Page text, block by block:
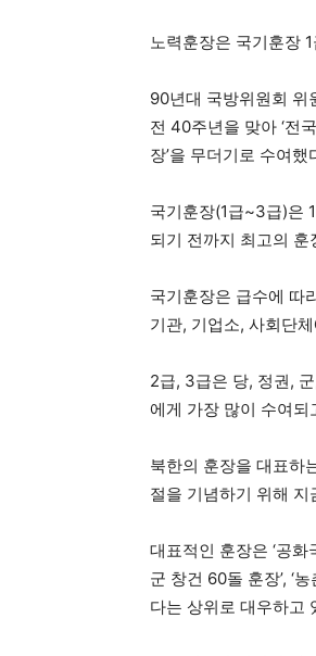
노력훈장은 국기훈장
90년대 국방위원회 위
전 40주년을 맞아 ‘전
장’을 무더기로 수여했
국기훈장(1급~3급)은
되기 전까지 최고의 훈
국기훈장은 급수에 따
기관, 기업소, 사회단
2급, 3급은 당, 정권,
에게 가장 많이 수여되
북한의 훈장을 대표하
절을 기념하기 위해
대표적인 훈장은 ‘공화
군 창건 60돌 훈장’, ‘
다는 상위로 대우하고